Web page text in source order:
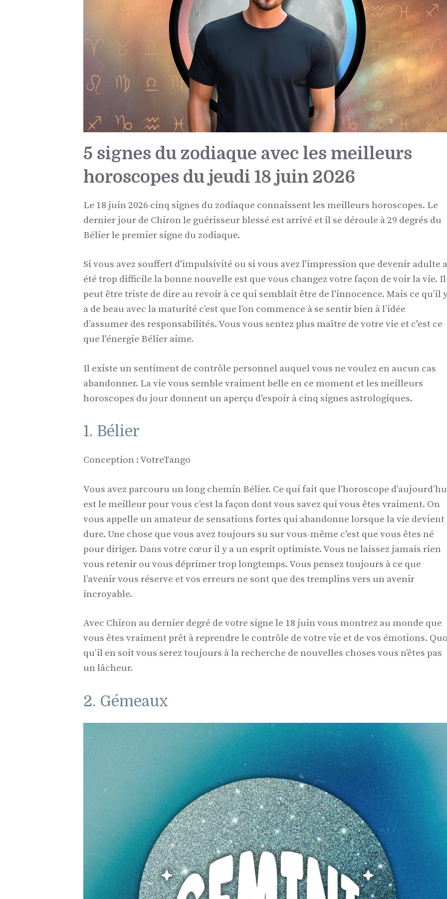
5 signes du zodiaque avec les meilleurs
horoscopes du jeudi 18 juin 2026
Le 18 juin 2026 cinq signes du zodiaque connaissent les meilleurs horoscopes. Le
dernier jour de Chiron le guérisseur blessé est arrivé et il se déroule à 29 degrés du
Bélier le premier signe du zodiaque.
Si vous avez souffert d'impulsivité ou si vous avez l'impression que devenir adulte a
été trop difficile la bonne nouvelle est que vous changez votre façon de voir la vie. Il
peut être triste de dire au revoir à ce qui semblait être de l'innocence. Mais ce qu’il
a de beau avec la maturité c’est que l’on commence à se sentir bien à l’idée
d’assumer des responsabilités. Vous vous sentez plus maître de votre vie et c'est ce
que l'énergie Bélier aime.
Il existe un sentiment de contrôle personnel auquel vous ne voulez en aucun cas
abandonner. La vie vous semble vraiment belle en ce moment et les meilleurs
horoscopes du jour donnent un aperçu d'espoir à cinq signes astrologiques.
1. Bélier
Conception : VotreTango
Vous avez parcouru un long chemin Bélier. Ce qui fait que l’horoscope
est le meilleur pour vous c’est la façon dont vous savez qui vous êtes vraiment. On
vous appelle un amateur de sensations fortes qui abandonne lorsque la vie devient
dure. Une chose que vous avez toujours su sur vous-même c'est que vous êtes né
pour diriger. Dans votre cœur il y a un esprit optimiste. Vous ne laissez jamais rien
vous retenir ou vous déprimer trop longtemps. Vous pensez toujours à ce que
l’avenir vous réserve et vos erreurs ne sont que des tremplins vers un avenir
incroyable.
Avec Chiron au dernier degré de votre signe le 18 juin vous montrez au monde que
vous êtes vraiment prêt à reprendre le contrôle de votre vie et de vos émotions.
qu’il en soit vous serez toujours à la recherche de nouvelles choses vous n’êtes pas
un lâcheur.
2. Gémeaux